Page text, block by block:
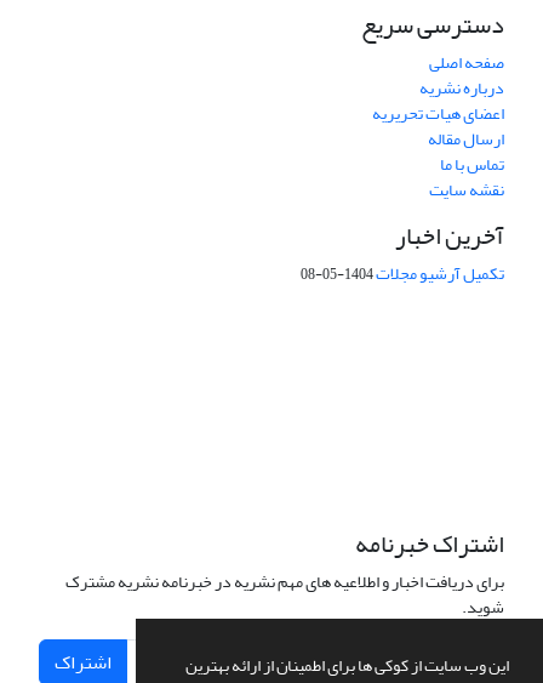
این وب سایت از کوکی ها برای اطمینان از ارائه بهترین
دسترسی سریع
صفحه اصلی
درباره نشریه
اعضای هیات تحریریه
ارسال مقاله
تماس با ما
نقشه سایت
آخرین اخبار
تکمیل آرشیو مجلات1404-05-08
اشتراک خبرنامه
برای دریافت اخبار و اطلاعیه های مهم نشریه در خبرنامه نشریه مشترک
شوید.
اشتراک